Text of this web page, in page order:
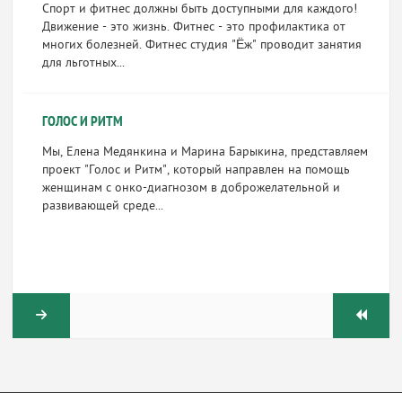
Спорт и фитнес должны быть доступными для каждого!
Движение - это жизнь. Фитнес - это профилактика от
многих болезней. Фитнес студия "Ёж" проводит занятия
для льготных...
ГОЛОС И РИТМ
Мы, Елена Медянкина и Марина Барыкина, представляем
проект "Голос и Ритм", который направлен на помощь
женщинам с онко-диагнозом в доброжелательной и
развивающей среде...